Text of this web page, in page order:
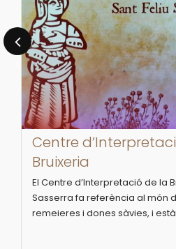
Centre
Bruixeria
El Centre d’Interpretació de la
Sasserra fa referència al món
remeieres i dones sàvies, i